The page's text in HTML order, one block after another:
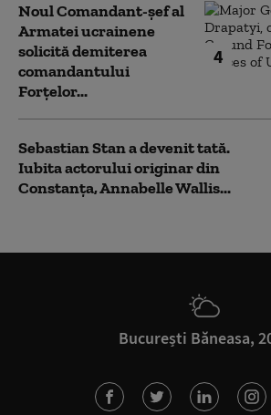
4
Noul Comandant-șef al
Armatei ucrainene
solicită demiterea
comandantului
Forțelor...
Sebastian Stan a devenit tată.
Iubita actorului originar din
Constanța, Annabelle Wallis...
București Băneasa,